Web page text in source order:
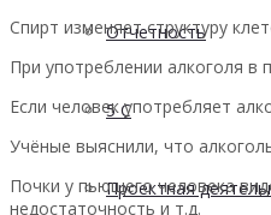
Отчетность
5 С
Проектная
Спирт изменяет структуру
При употреблении алкоголя в
Если человек употребляет
Учёные выяснили, что
Почки у пьющего человека
недостаточность и т.д.